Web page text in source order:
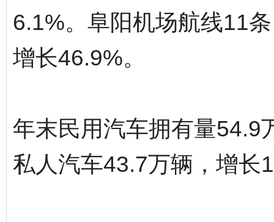
6.1%。阜阳机场航线11
增长46.9%。
年末民用汽车拥有量54.9
私人汽车43.7万辆，增长